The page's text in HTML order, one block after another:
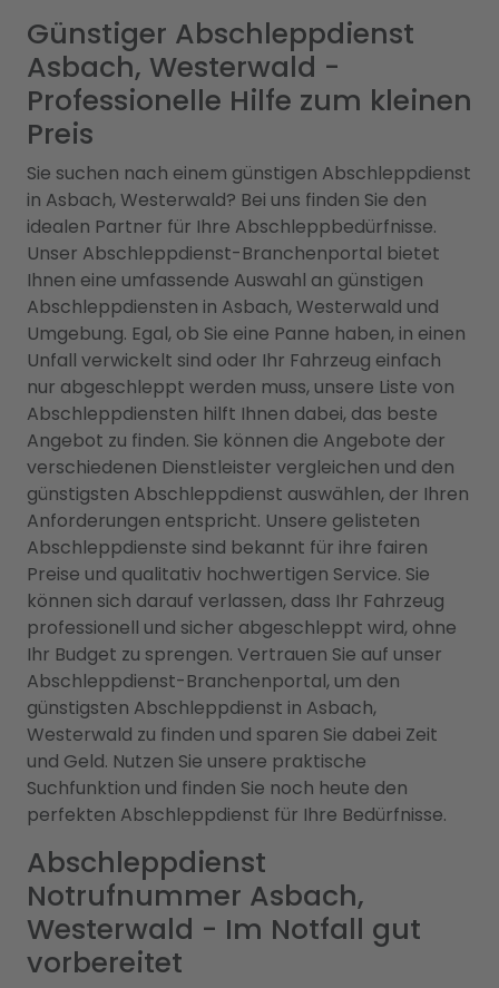
Günstiger Abschleppdienst
Asbach, Westerwald -
Professionelle Hilfe zum kleinen
Preis
Sie suchen nach einem günstigen Abschleppdienst
in Asbach, Westerwald? Bei uns finden Sie den
idealen Partner für Ihre Abschleppbedürfnisse.
Unser Abschleppdienst-Branchenportal bietet
Ihnen eine umfassende Auswahl an günstigen
Abschleppdiensten in Asbach, Westerwald und
Umgebung. Egal, ob Sie eine Panne haben, in einen
Unfall verwickelt sind oder Ihr Fahrzeug einfach
nur abgeschleppt werden muss, unsere Liste von
Abschleppdiensten hilft Ihnen dabei, das beste
Angebot zu finden. Sie können die Angebote der
verschiedenen Dienstleister vergleichen und den
günstigsten Abschleppdienst auswählen, der Ihren
Anforderungen entspricht. Unsere gelisteten
Abschleppdienste sind bekannt für ihre fairen
Preise und qualitativ hochwertigen Service. Sie
können sich darauf verlassen, dass Ihr Fahrzeug
professionell und sicher abgeschleppt wird, ohne
Ihr Budget zu sprengen. Vertrauen Sie auf unser
Abschleppdienst-Branchenportal, um den
günstigsten Abschleppdienst in Asbach,
Westerwald zu finden und sparen Sie dabei Zeit
und Geld. Nutzen Sie unsere praktische
Suchfunktion und finden Sie noch heute den
perfekten Abschleppdienst für Ihre Bedürfnisse.
Abschleppdienst
Notrufnummer Asbach,
Westerwald - Im Notfall gut
vorbereitet